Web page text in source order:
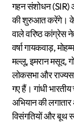
गहन संशोधन (SIR)
की शुरुआत करेंगे।
वाले वरिष्ठ कांग्रेस
वर्षा गायकवाड़,
मल्लू, इमरान मसूद,
लोकसभा और
गए हैं। गांधी
अभियान की
विसंगतियों और बूथ